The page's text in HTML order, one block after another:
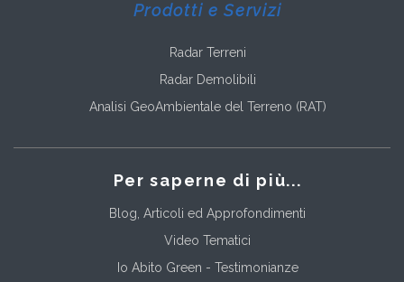
Prodotti e Servizi
Radar Terreni
Radar Demolibili
Analisi GeoAmbientale del Terreno (RAT)
Per saperne di più...
Blog, Articoli ed Approfondimenti
Video Tematici
Io Abito Green - Testimonianze